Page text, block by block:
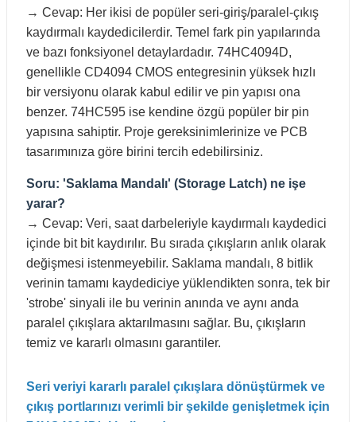
→ Cevap: Her ikisi de popüler seri-giriş/paralel-çıkış
kaydırmalı kaydedicilerdir. Temel fark pin yapılarında
ve bazı fonksiyonel detaylardadır. 74HC4094D,
genellikle CD4094 CMOS entegresinin yüksek hızlı
bir versiyonu olarak kabul edilir ve pin yapısı ona
benzer. 74HC595 ise kendine özgü popüler bir pin
yapısına sahiptir. Proje gereksinimlerinize ve PCB
tasarımınıza göre birini tercih edebilirsiniz.
Soru: 'Saklama Mandalı' (Storage Latch) ne işe
yarar?
→ Cevap: Veri, saat darbeleriyle kaydırmalı kaydedici
içinde bit bit kaydırılır. Bu sırada çıkışların anlık olarak
değişmesi istenmeyebilir. Saklama mandalı, 8 bitlik
verinin tamamı kaydediciye yüklendikten sonra, tek bir
'strobe' sinyali ile bu verinin anında ve aynı anda
paralel çıkışlara aktarılmasını sağlar. Bu, çıkışların
temiz ve kararlı olmasını garantiler.
Seri veriyi kararlı paralel çıkışlara dönüştürmek ve
çıkış portlarınızı verimli bir şekilde genişletmek için